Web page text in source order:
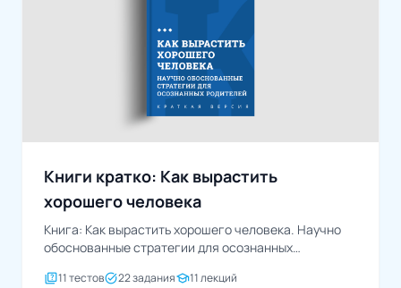
Книги кратко: Как вырастить
хорошего человека
Книга: Как вырастить хорошего человека. Научно
обоснованные стратегии для осознанных
quiz11 тестовtask_alt22 заданияschool11 лекций